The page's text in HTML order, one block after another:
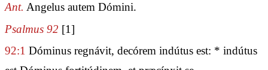
Ant. Angelus autem Dómini.
Psalmus 92 [1]
92:1 Dóminus regnávit, decórem indútus est: * indútus